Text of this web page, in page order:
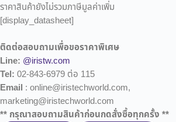
ราคาสินค้ายังไม่รวมภาษีมูลค่าเพิ่ม
[display_datasheet]
ติดต่อสอบถามเพื่อขอราคาพิเศษ
Line: @iristw.com
Tel: 02-843-6979 ต่อ 115
Email : online@iristechworld.com,
marketing@iristechworld.com
** กรุณาสอบถามสินค้าก่อนกดสั่งซื้อทุกครั้ง **